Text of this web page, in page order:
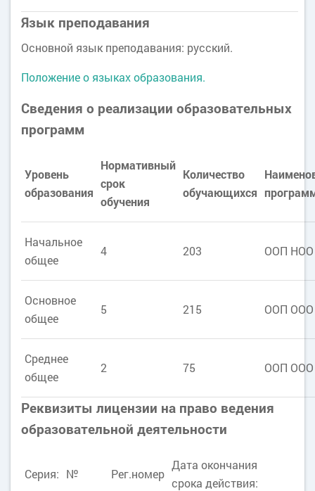
Язык преподавания
Основной язык преподавания: русский.
Положение о языках образования.
Сведения о реализации образовательных
программ
Уровень
образования
Нормативный
срок
обучения
Количество
обучающихся
Начальное
общее
4 203 ООП НОО
Основное
общее
5 215 ООП ООО
Среднее
общее
2 75 ООП ООО
Реквизиты лицензии на право ведения
образовательной деятельности
Серия: № Рег.номер
Дата окончания
срока действия: